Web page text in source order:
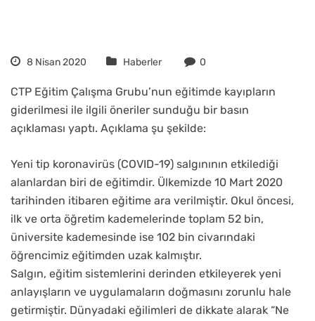
8 Nisan 2020 Haberler 0
CTP Eğitim Çalışma Grubu’nun eğitimde kayıpların
giderilmesi ile ilgili öneriler sunduğu bir basın
açıklaması yaptı. Açıklama şu şekilde:
Yeni tip koronavirüs (COVID-19) salgınının etkilediği
alanlardan biri de eğitimdir. Ülkemizde 10 Mart 2020
tarihinden itibaren eğitime ara verilmiştir. Okul öncesi,
ilk ve orta öğretim kademelerinde toplam 52 bin,
üniversite kademesinde ise 102 bin civarındaki
öğrencimiz eğitimden uzak kalmıştır.
Salgın, eğitim sistemlerini derinden etkileyerek yeni
anlayışların ve uygulamaların doğmasını zorunlu hale
getirmiştir. Dünyadaki eğilimleri de dikkate alarak “Ne